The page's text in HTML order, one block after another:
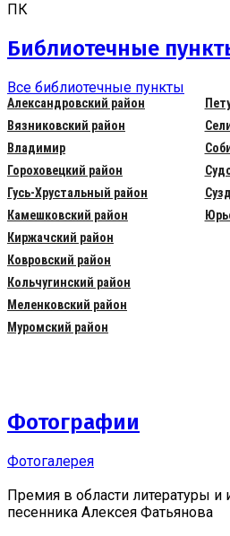
ПК
Библиотечные
Все библиотечные пункты
Александровский район
Вязниковский район
Владимир
Гороховецкий район
Гусь-Хрустальный район
Камешковский район
Киржачский район
Ковровский район
Кольчугинский район
Меленковский район
Муромский район
Фотографии
Фотогалерея
Премия в области литературы и
песенника Алексея Фатьянова